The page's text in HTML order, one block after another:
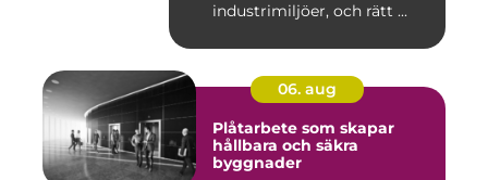
industrimiljöer, och rätt ...
06. aug
Plåtarbete som skapar
hållbara och säkra
byggnader